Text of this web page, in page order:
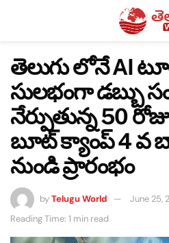
తెలుగు లోనే AI
సులభంగా డబ్బు
నేర్పుతున్న 50
బూట్ క్యాంప్ 4 వ
నుండి ప్రారంభం
byTelugu World
June 25,
Reading Time: 1 min read